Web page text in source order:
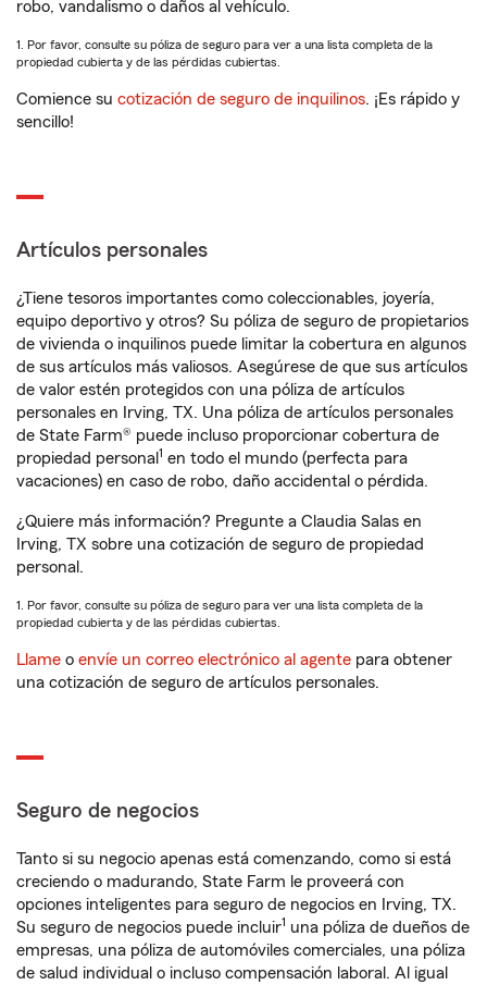
robo, vandalismo o daños al vehículo.
1. Por favor, consulte su póliza de seguro para ver a una lista completa de la
propiedad cubierta y de las pérdidas cubiertas.
Comience su cotización de seguro de inquilinos. ¡Es rápido y
sencillo!
Artículos personales
¿Tiene tesoros importantes como coleccionables, joyería,
equipo deportivo y otros? Su póliza de seguro de propietarios
de vivienda o inquilinos puede limitar la cobertura en algunos
de sus artículos más valiosos. Asegúrese de que sus artículos
de valor estén protegidos con una póliza de artículos
personales en Irving, TX. Una póliza de artículos personales
de State Farm® puede incluso proporcionar cobertura de
propiedad personal 1 en todo el mundo (perfecta para
vacaciones) en caso de robo, daño accidental o pérdida.
¿Quiere más información? Pregunte a Claudia Salas en
Irving, TX sobre una cotización de seguro de propiedad
personal.
1. Por favor, consulte su póliza de seguro para ver una lista completa de la
propiedad cubierta y de las pérdidas cubiertas.
Llame o envíe un correo electrónico al agente para obtener
una cotización de seguro de artículos personales.
Seguro de negocios
Tanto si su negocio apenas está comenzando, como si está
creciendo o madurando, State Farm le proveerá con
opciones inteligentes para seguro de negocios en Irving, TX.
Su seguro de negocios puede incluir1 una póliza de dueños de
empresas, una póliza de automóviles comerciales, una póliza
de salud individual o incluso compensación laboral. Al igual